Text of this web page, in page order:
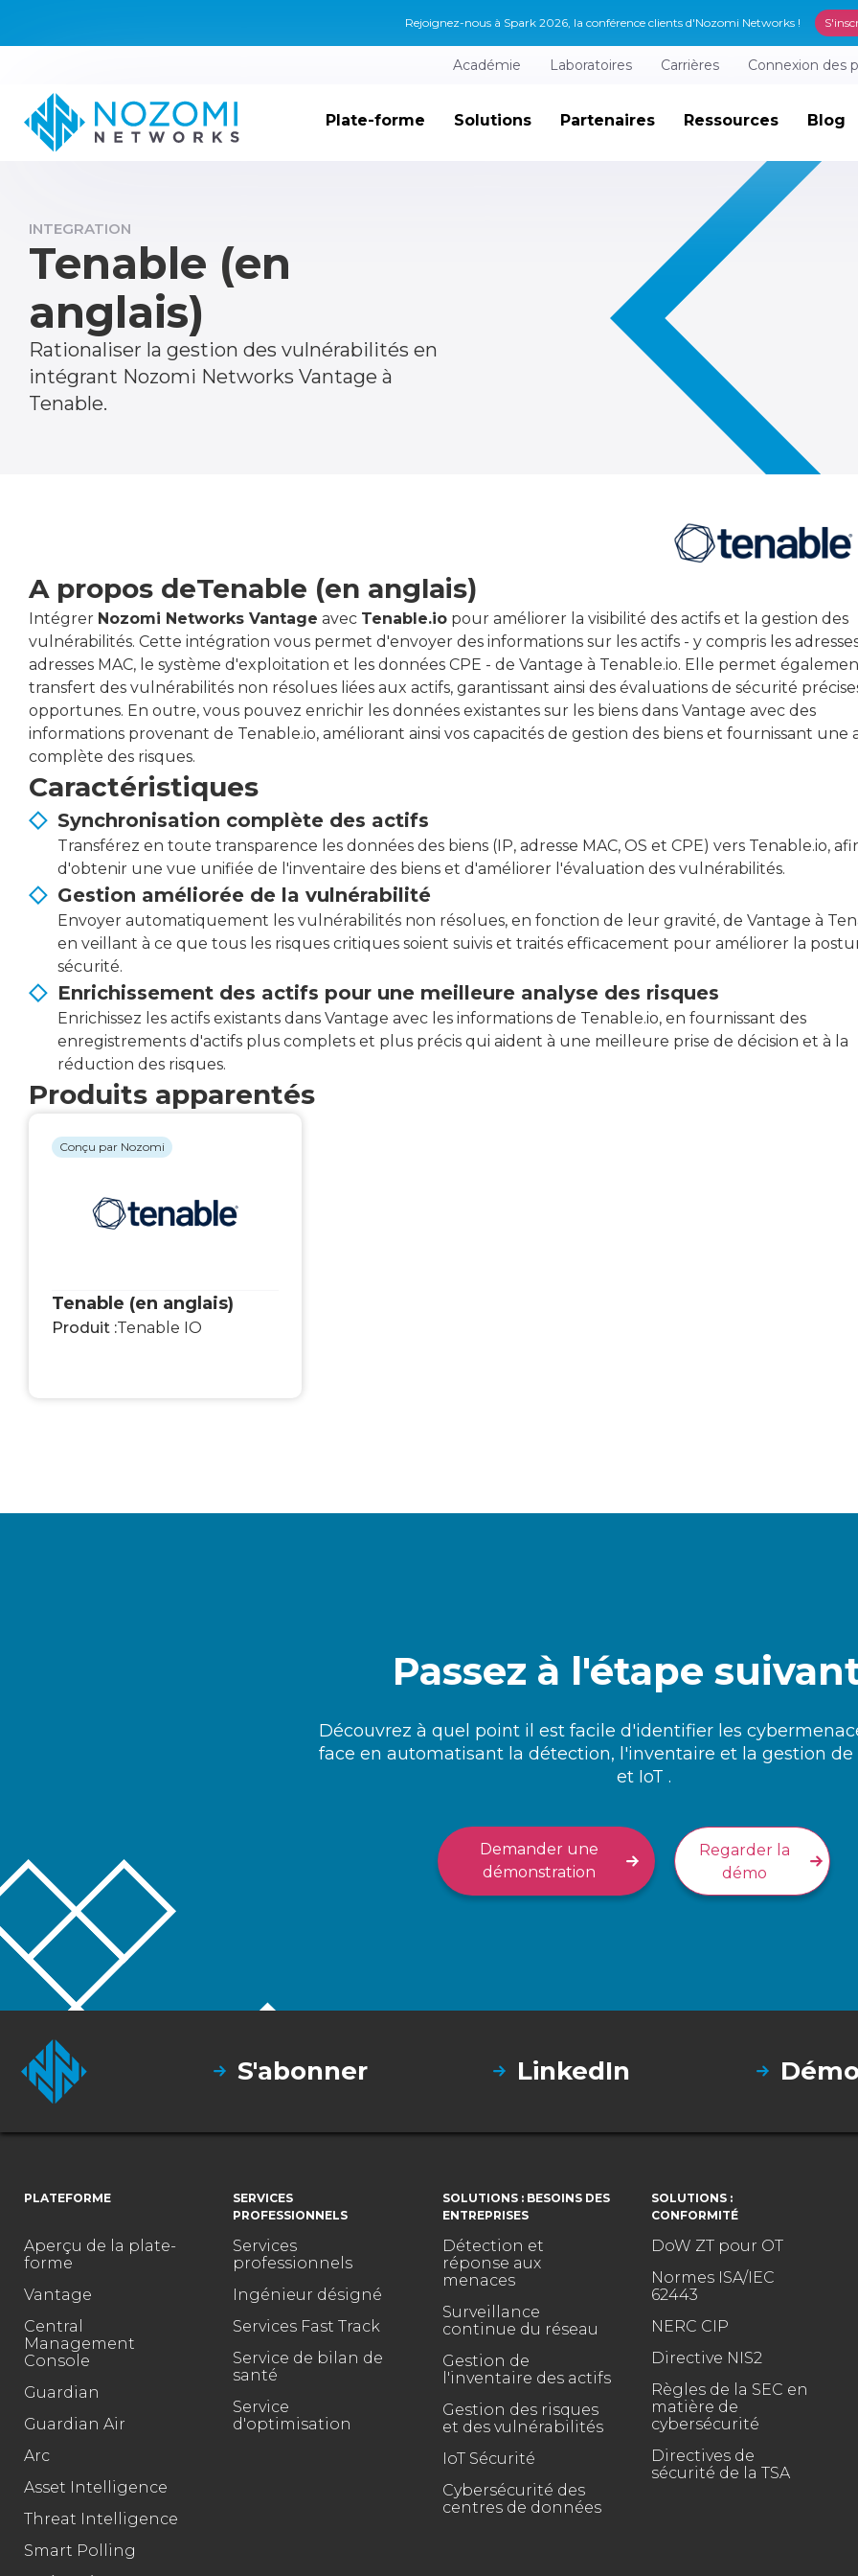
Rejoignez-nous à Spark 2026, la conférence clients d'Nozomi Networks !
Académie Laboratoires Carrières Connexion des
Plate-forme Solutions Partenaires Ressources Blog
INTEGRATION
Tenable (en
anglais)
Rationaliser la gestion des vulnérabilités en
intégrant Nozomi Networks Vantage à
Tenable.
A propos deTenable (en anglais)
Intégrer Nozomi Networks Vantage avec Tenable.iopour améliorer la visibilité des actifs et la gestion des
vulnérabilités. Cette intégration vous permet d'envoyer des informations sur les actifs - y compris les
adresses MAC, le système d'exploitation et les données CPE - de Vantage à Tenable.io. Elle permet
transfert des vulnérabilités non résolues liées aux actifs, garantissant ainsi des évaluations de sécurité
opportunes. En outre, vous pouvez enrichir les données existantes sur les biens dans Vantage avec des
informations provenant de Tenable.io, améliorant ainsi vos capacités de gestion des biens et fournissant une
complète des risques.
Caractéristiques
Synchronisation complète des actifs
Transférez en toute transparence les données des biens (IP, adresse MAC, OS et CPE) vers Tenable.io,
d'obtenir une vue unifiée de l'inventaire des biens et d'améliorer l'évaluation des vulnérabilités.
Gestion améliorée de la vulnérabilité
Envoyer automatiquement les vulnérabilités non résolues, en fonction de leur gravité, de Vantage à
en veillant à ce que tous les risques critiques soient suivis et traités efficacement pour améliorer la
sécurité.
Enrichissement des actifs pour une meilleure analyse des risques
Enrichissez les actifs existants dans Vantage avec les informations de Tenable.io, en fournissant des
enregistrements d'actifs plus complets et plus précis qui aident à une meilleure prise de décision et à la
réduction des risques.
Produits apparentés
Tenable (en anglais)
Produit :Tenable IO
Conçu par Nozomi
Passez à l'étape
Découvrez à quel point il est facile d'identifier les
face en automatisant la détection, l'inventaire et la gestion de
et IoT .
Demander une
démonstration
Regarder la
démo
S'abonner LinkedIn
PLATEFORME
Aperçu de la plate-
forme
Vantage
Central
Management
Console
Guardian
Guardian Air
Arc
Asset Intelligence
Threat Intelligence
Smart Polling
SERVICES
PROFESSIONNELS
Services
professionnels
Ingénieur désigné
Services Fast Track
Service de bilan de
santé
Service
d'optimisation
SOLUTIONS : BESOINS DES
ENTREPRISES
Détection et
réponse aux
menaces
Surveillance
continue du réseau
Gestion de
l'inventaire des actifs
Gestion des risques
et des vulnérabilités
IoT Sécurité
Cybersécurité des
centres de données
SOLUTIONS :
CONFORMITÉ
DoW ZT pour OT
Normes ISA/IEC
62443
NERC CIP
Directive NIS2
Règles de la SEC en
matière de
cybersécurité
Directives de
sécurité de la TSA